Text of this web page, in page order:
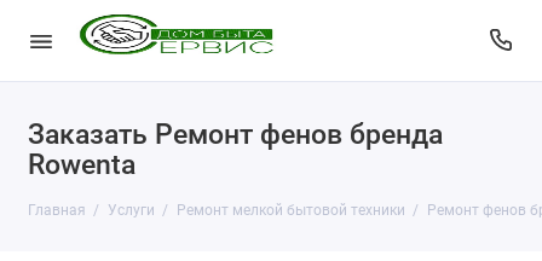
Заказать Ремонт фенов бренда
Rowenta
Главная Услуги Ремонт мелкой бытовой техники Ремонт фенов